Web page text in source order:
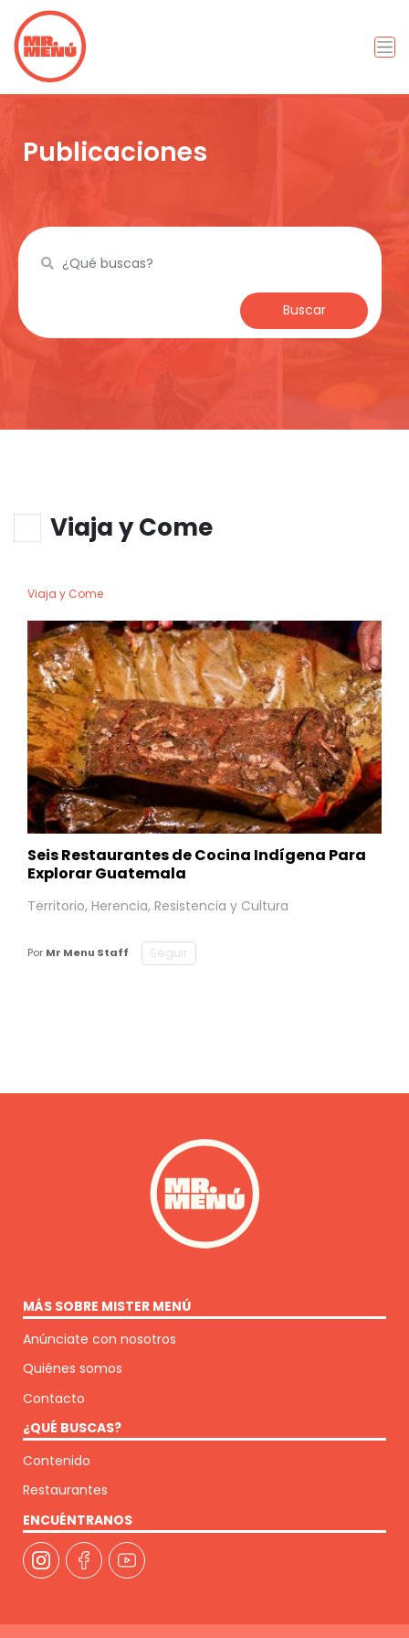
Publicaciones
Buscar
Viaja y Come
Viaja y Come
Seis Restaurantes de Cocina Indígena Para
Explorar Guatemala
Territorio, Herencia, Resistencia y Cultura
Por Mr Menu Staff Seguir
MÁS SOBRE MISTER MENÚ
Anúnciate con nosotros
Quiénes somos
Contacto
¿QUÉ BUSCAS?
Contenido
Restaurantes
ENCUÉNTRANOS